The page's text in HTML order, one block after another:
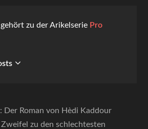
zu der Arikelserie Pro
Der Roman von Hèdi Kaddour
zu den schlechtesten